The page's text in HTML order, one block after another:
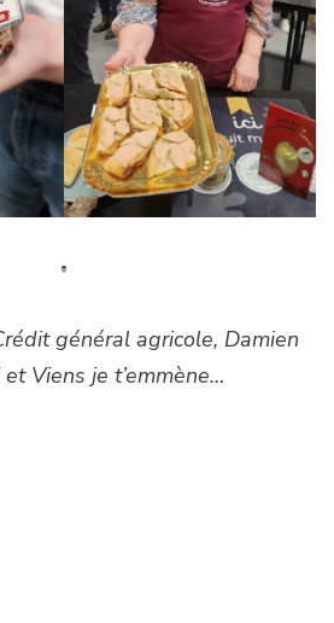
général agricole, Damien
Viens je t’emmène…